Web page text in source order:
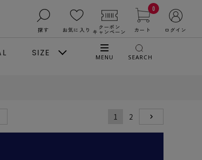
探す お気に入り クーポン
キャンペーン
0
カート ログイン
SIZE MENU SEARCH
1
2